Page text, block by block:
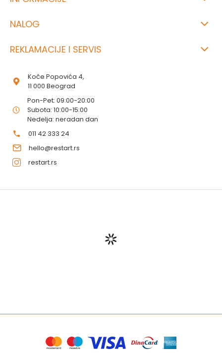
NALOG
REKLAMACIJE I SERVIS
Koče Popovića 4,
11 000 Beograd
Pon-Pet: 09:00-20:00
Subota: 10:00-15:00
Nedelja: neradan dan
011 42 333 24
hello@restart.rs
restart.rs